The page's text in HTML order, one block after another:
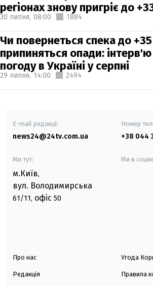
регіонах знову пригріє до
30 липня, 08:00 1884
Чи повернеться спека до
припиняться опади:
погоду в Україні у серпні
29 липня, 14:00 2494
E-mail редакції
news24@24tv.com.ua
Номер
+38 044
Ми тут:
м.Київ,
вул. Володимирська
61/11, офіс 50
Ми в
Про нас
Редакція
Угода
Правила